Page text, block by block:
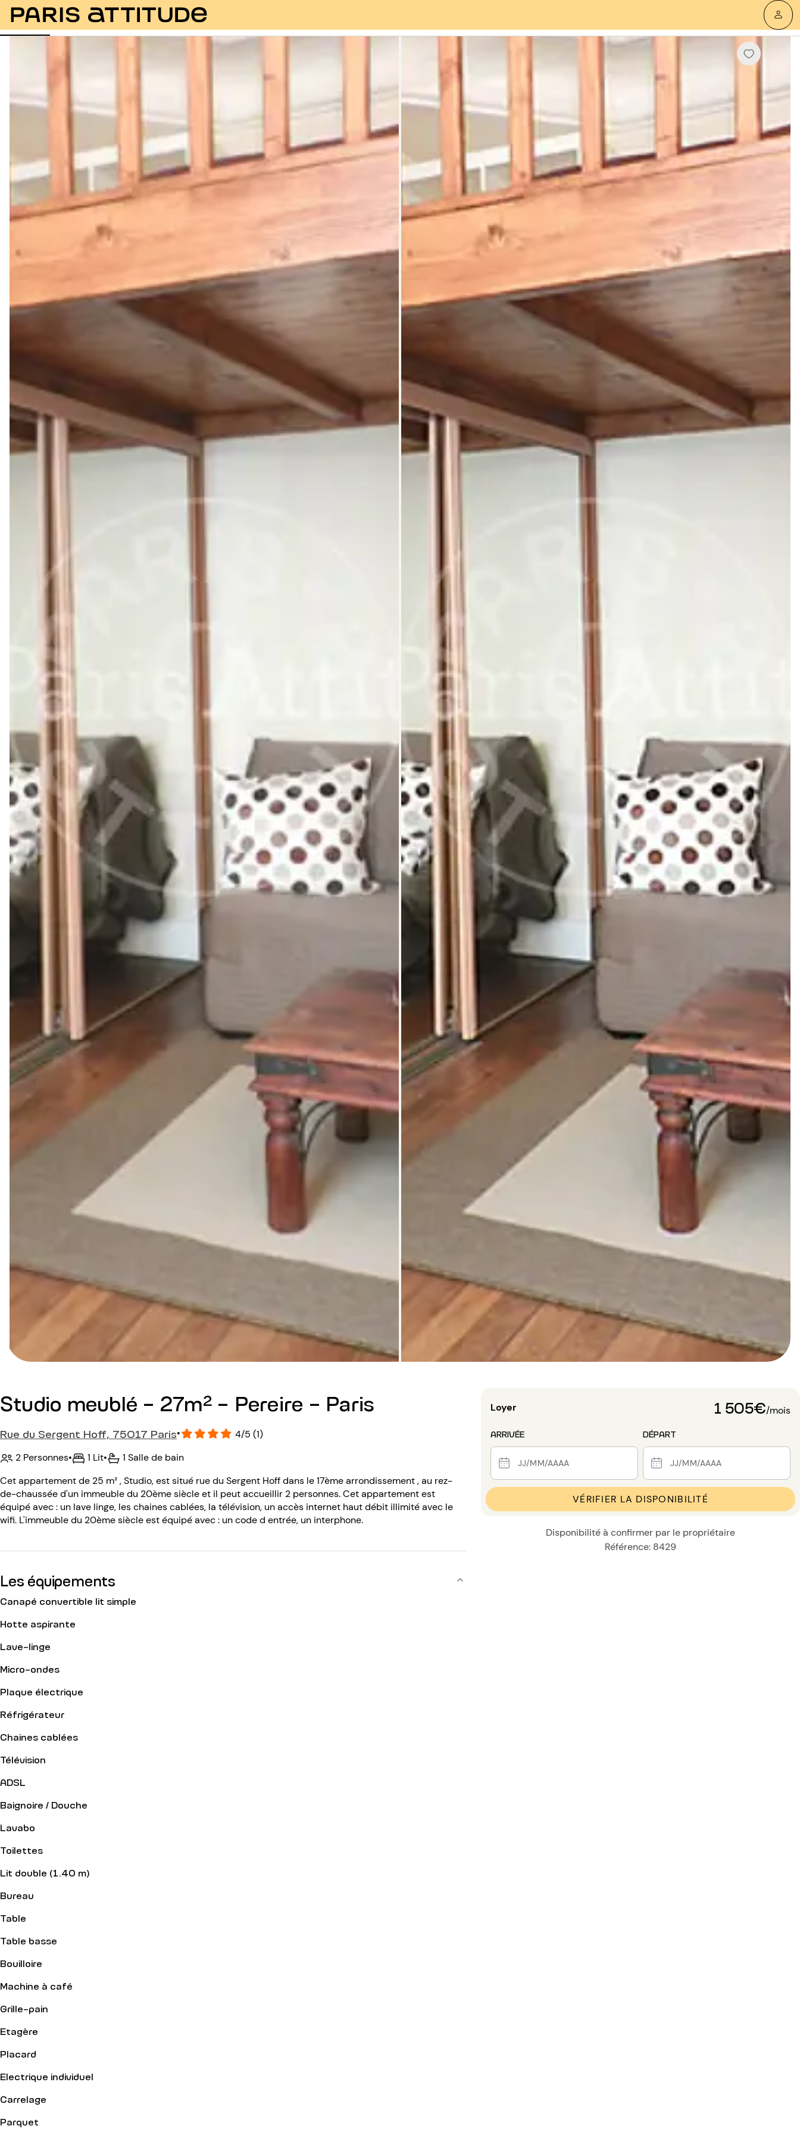
Photos Description Equipements Pièces
Studio meublé - 27m² - Pereire - Paris
Rue du Sergent Hoff, 75017 Paris•
4/5 (1)
2 Personnes• 1 Lit•
1 Salle de bain
Cet appartement de 25 m² , Studio, est situé rue du Sergent Hoff dans le 17ème arrondissement , au rez-
de-chaussée d'un immeuble du 20ème siècle et il peut accueillir 2 personnes. Cet appartement est
équipé avec : un lave linge, les chaines cablées, la télévision, un accès internet haut débit illimité avec le
wifi. L'immeuble du 20ème siècle est équipé avec : un code d entrée, un interphone.
Les équipements
Canapé convertible lit simple
Hotte aspirante
Lave-linge
Micro-ondes
Plaque électrique
Réfrigérateur
Chaines cablées
Télévision
ADSL
Baignoire / Douche
Lavabo
Toilettes
Lit double (1.40 m)
Bureau
Table
Table basse
Bouilloire
Machine à café
Grille-pain
Etagère
Placard
Electrique individuel
Carrelage
Parquet
Loyer 1 505€/mois
ARRIVÉE DÉPART
VÉRIFIER LA DISPONIBILITÉ
Disponibilité à confirmer par le propriétaire
Référence: 8429